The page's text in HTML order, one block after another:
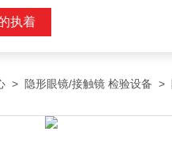
执着
> 隐形眼镜/接触镜 检验设备 >